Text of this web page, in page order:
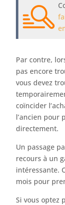
Par contre,
pas encore
vous devez
coïncider
l’ancien pour
directement.
Un passage
recours à un
intéressante.
mois pour
Si vous optez